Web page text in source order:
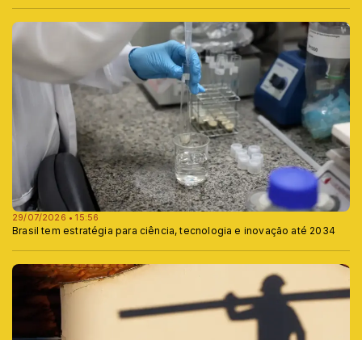
29/07/2026 • 15:56
Brasil tem estratégia para ciência, tecnologia e inovação até 2034